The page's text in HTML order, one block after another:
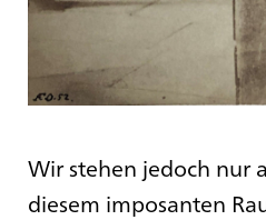
Wir stehen jedoch nur
diesem imposanten